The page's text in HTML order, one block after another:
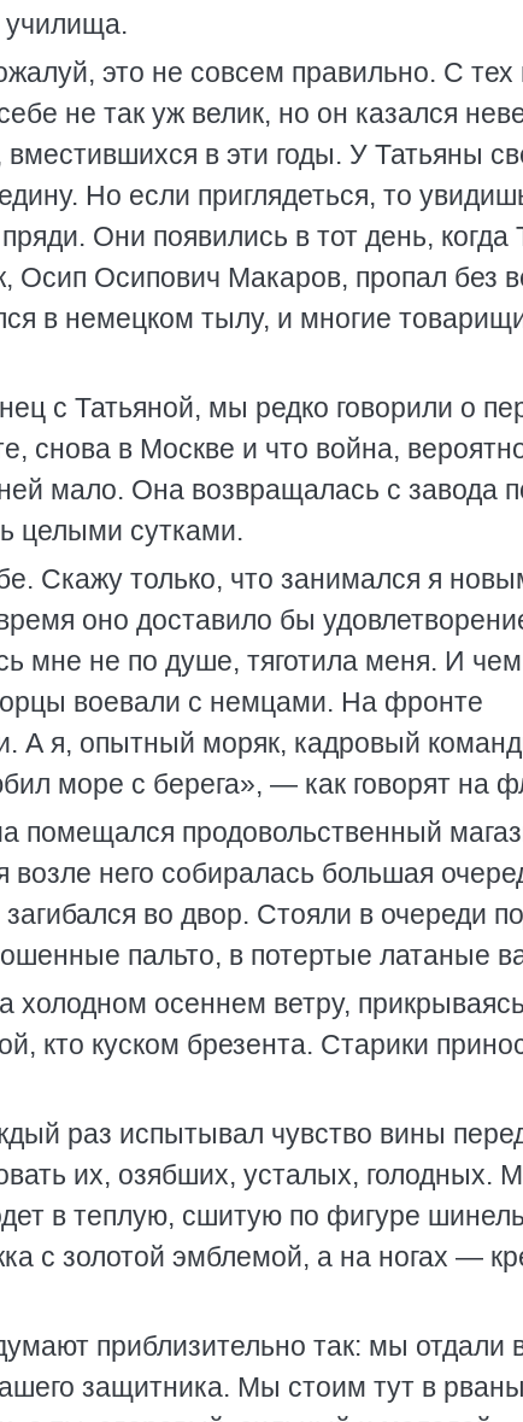
училища.
это не совсем правильно. С тех
не так уж велик, но он казался
в эти годы. У Татьяны
Но если приглядеться, то
Они появились в тот день, когда
Осип Осипович Макаров, пропал без
в немецком тылу, и многие
с Татьяной, мы редко говорили о
снова в Москве и что война,
мало. Она возвращалась с завода
целыми сутками.
Скажу только, что занимался я
оно доставило бы
мне не по душе, тяготила меня. И
воевали с немцами. На фронте
А я, опытный моряк, кадровый
море с берега», — как говорят на
помещался продовольственный
возле него собиралась большая
во двор. Стояли в очереди
пальто, в потертые латаные
осеннем ветру,
кто куском брезента. Старики
раз испытывал чувство вины
их, озябших, усталых, голодных.
в теплую, сшитую по фигуре
с золотой эмблемой, а на ногах —
приблизительно так: мы отдали
защитника. Мы стоим тут в